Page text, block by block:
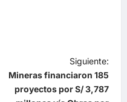
Siguiente:
Mineras financiaron 185
proyectos por S/ 3,787